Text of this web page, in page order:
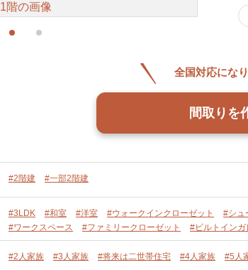
1階の画像
全国対応にな
間取りを
#2階建 #一部2階建
#3LDK #和室 #洋室 #ウォークインクローゼット #シュ
#ワークスペース
#ファミリークローゼット #ビルトインガ
#2人家族 #3人家族 #将来は二世帯住宅 #4人家族 #5人